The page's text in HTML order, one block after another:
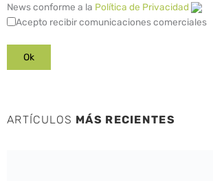
News conforme a la Política de Privacidad
Acepto recibir comunicaciones comerciales
ARTÍCULOS MÁS RECIENTES